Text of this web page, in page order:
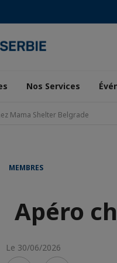
Nos Services
Mama Shelter Belgrade
MEMBRES
Apéro
Le 30/06/2026